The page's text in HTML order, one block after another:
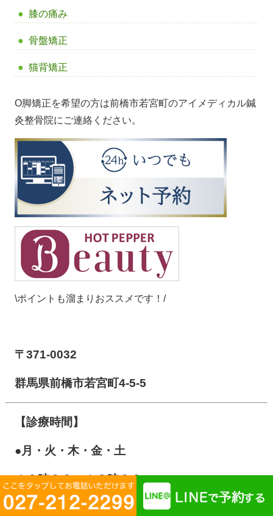
膝の痛み
骨盤矯正
猫背矯正
O脚矯正を希望の方は前橋市若宮町のアイメディカル鍼
灸整骨院にご連絡ください。
\ポイントも溜まりおススメです！/
〒371-0032
群馬県前橋市若宮町4-5-5
【診療時間】
●月・火・木・金・土
１０時００～１３時００
１５時００～２０時００